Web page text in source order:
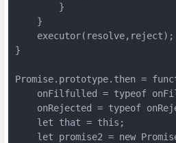
        }
    }
    executor(resolve,reject);
}
Promise.prototype.then =
onFilfulled = typeof
onRejected = typeof
    let that = this;
let promise2 = new